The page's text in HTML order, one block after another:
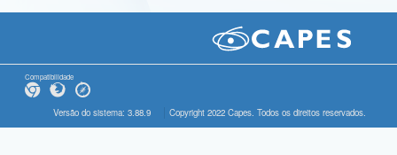
Gabinete de Segurança Institucional
Advocacia-Geral da União
Compatibilidade
Versão do sistema: 3.88.9 Copyright 2022 Capes. Todos os direitos reservados.